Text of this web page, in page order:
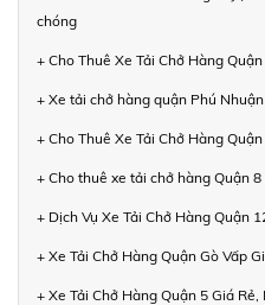
chóng
+ Cho Thuê Xe Tải Chở Hàng
+ Xe tải chở hàng quận Phú
+ Cho Thuê Xe Tải Chở Hàng
+ Cho thuê xe tải chở hàng Quận
+ Dịch Vụ Xe Tải Chở Hàng Quận
+ Xe Tải Chở Hàng Quận Gò Vấp
+ Xe Tải Chở Hàng Quận 5 Giá